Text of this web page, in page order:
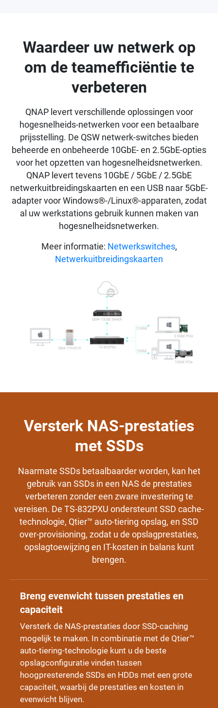
Waardeer uw netwerk op
om de teamefficiëntie te
verbeteren
QNAP levert verschillende oplossingen voor
hogesnelheids-netwerken voor een betaalbare
prijsstelling. De QSW netwerk-switches bieden
beheerde en onbeheerde 10GbE- en 2.5GbE-opties
voor het opzetten van hogesnelheidsnetwerken.
QNAP levert tevens 10GbE / 5GbE / 2.5GbE
netwerkuitbreidingskaarten en een USB naar 5GbE-
adapter voor Windows®-/Linux®-apparaten, zodat
al uw werkstations gebruik kunnen maken van
hogesnelheidsnetwerken.
Meer informatie: Netwerkswitches,
Netwerkuitbreidingskaarten
Versterk NAS-prestaties
met SSDs
Naarmate SSDs betaalbaarder worden, kan het
gebruik van SSDs in een NAS de prestaties
verbeteren zonder een zware investering te
vereisen. De TS-832PXU ondersteunt SSD cache-
technologie, Qtier™ auto-tiering opslag, en SSD
over-provisioning, zodat u de opslagprestaties,
opslagtoewijzing en IT-kosten in balans kunt
brengen.
Breng evenwicht tussen prestaties en
capaciteit
Versterk de NAS-prestaties door SSD-caching
mogelijk te maken. In combinatie met de Qtier™
auto-tiering-technologie kunt u de beste
opslagconfiguratie vinden tussen
hoogpresterende SSDs en HDDs met een grote
capaciteit, waarbij de prestaties en kosten in
evenwicht blijven.